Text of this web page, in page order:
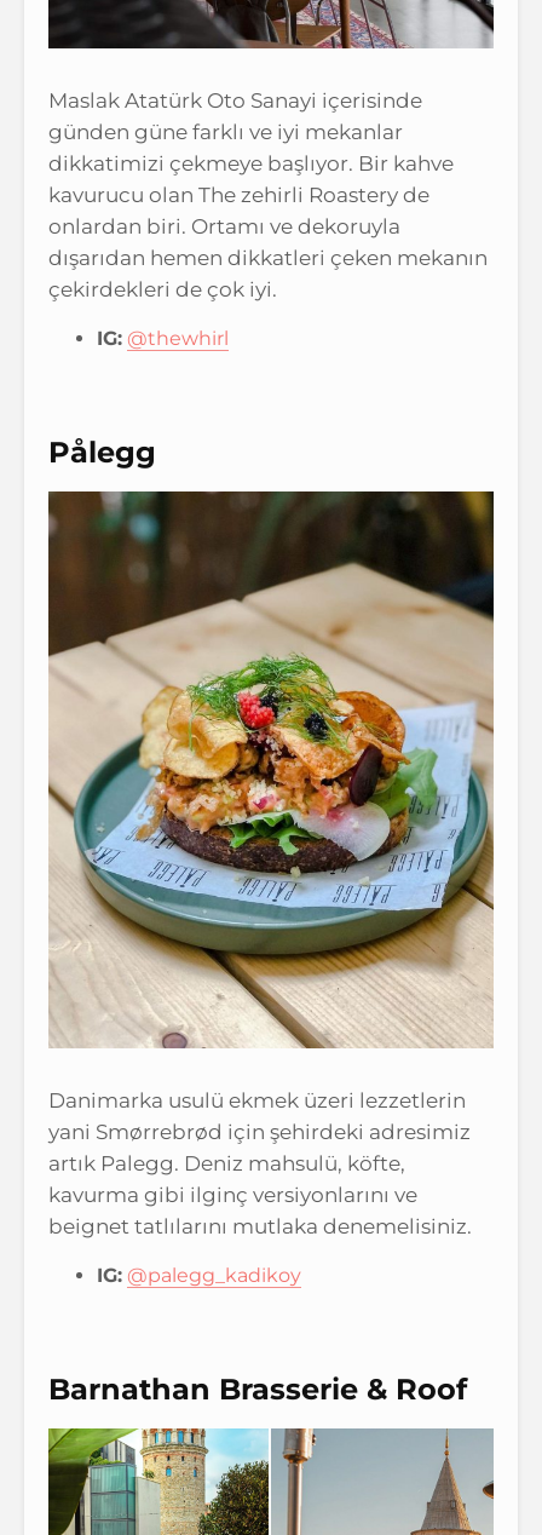
Maslak Atatürk Oto Sanayi içerisinde
günden güne farklı ve iyi mekanlar
dikkatimizi çekmeye başlıyor. Bir kahve
kavurucu olan The zehirli Roastery de
onlardan biri. Ortamı ve dekoruyla
dışarıdan hemen dikkatleri çeken mekanın
çekirdekleri de çok iyi.
IG: @thewhirl
Pålegg
Danimarka usulü ekmek üzeri lezzetlerin
yani Smørrebrød için şehirdeki adresimiz
artık Palegg. Deniz mahsulü, köfte,
kavurma gibi ilginç versiyonlarını ve
beignet tatlılarını mutlaka denemelisiniz.
IG: @palegg_kadikoy
Barnathan Brasserie & Roof